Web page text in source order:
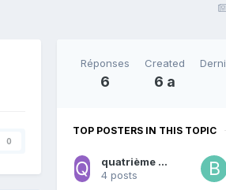
0
Réponses
6
Created
6 a
TOP POSTERS IN THIS TOPIC
quatrième dimension
4 posts